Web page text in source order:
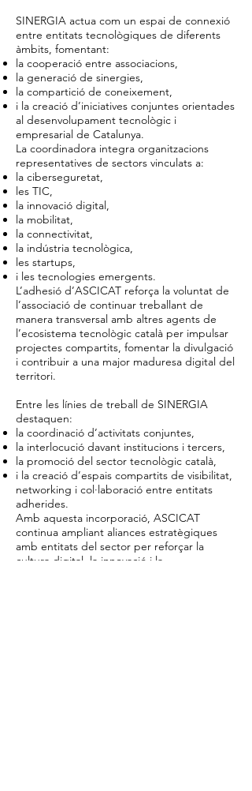
SINERGIA actua com un espai de connexió
entre entitats tecnològiques de diferents
àmbits, fomentant:
la cooperació entre associacions,
la generació de sinergies,
la compartició de coneixement,
i la creació d’iniciatives conjuntes orientades
al desenvolupament tecnològic i
empresarial de Catalunya.
La coordinadora integra organitzacions
representatives de sectors vinculats a:
la ciberseguretat,
les TIC,
la innovació digital,
la mobilitat,
la connectivitat,
la indústria tecnològica,
les startups,
i les tecnologies emergents.
L’adhesió d’ASCICAT reforça la voluntat de
l’associació de continuar treballant de
manera transversal amb altres agents de
l’ecosistema tecnològic català per impulsar
projectes compartits, fomentar la divulgació
i contribuir a una major maduresa digital del
territori.
Entre les línies de treball de SINERGIA
destaquen:
la coordinació d’activitats conjuntes,
la interlocució davant institucions i tercers,
la promoció del sector tecnològic català,
i la creació d’espais compartits de visibilitat,
networking i col·laboració entre entitats
adherides.
Amb aquesta incorporació, ASCICAT
continua ampliant aliances estratègiques
amb entitats del sector per reforçar la
cultura digital, la innovació i la